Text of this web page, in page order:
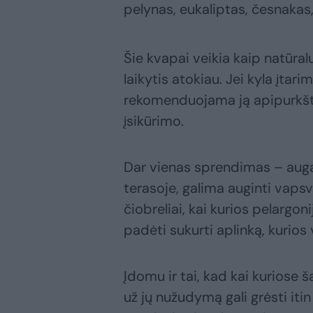
pelynas, eukaliptas,
Šie kvapai veikia kaip
laikytis atokiau. Jei kyla
rekomenduojama ją
įsikūrimo.
Dar vienas sprendimas –
terasoje, galima auginti
čiobreliai, kai kurios
padėti sukurti aplinką, kurios
Įdomu ir tai, kad kai kuriose
už jų nužudymą gali grėsti